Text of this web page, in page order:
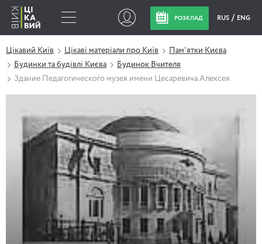
РОЗКЛАД RUS ENG
Цікавий Київ Цікаві матеріали про Київ
Пам'ятки Києва
Будинки та будівлі Києва
Будинок Вчителя
Здание Педагогического музея имени Цесаревича Алексея